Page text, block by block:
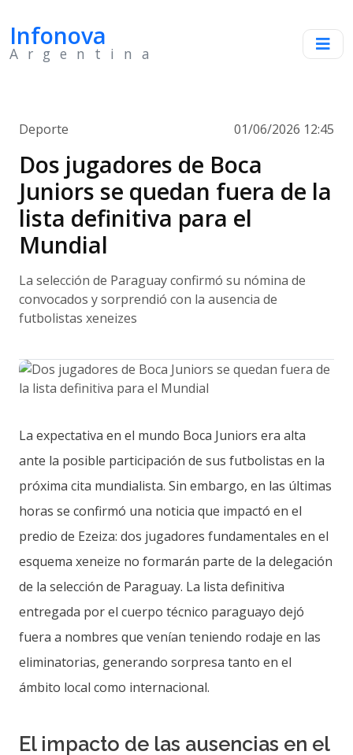
Infonova
Argentina
Deporte 01/06/2026 12:45
Dos jugadores de Boca
Juniors se quedan fuera de la
lista definitiva para el
Mundial
La selección de Paraguay confirmó su nómina de
convocados y sorprendió con la ausencia de
futbolistas xeneizes
La expectativa en el mundo Boca Juniors era alta
ante la posible participación de sus futbolistas en la
próxima cita mundialista. Sin embargo, en las últimas
horas se confirmó una noticia que impactó en el
predio de Ezeiza: dos jugadores fundamentales en el
esquema xeneize no formarán parte de la delegación
de la selección de Paraguay. La lista definitiva
entregada por el cuerpo técnico paraguayo dejó
fuera a nombres que venían teniendo rodaje en las
eliminatorias, generando sorpresa tanto en el
ámbito local como internacional.
El impacto de las ausencias en el